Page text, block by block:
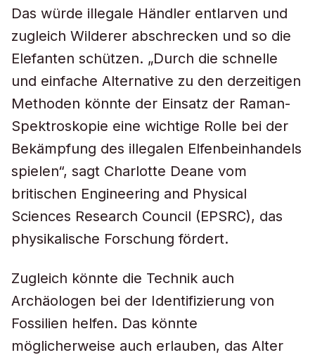
Das würde illegale Händler entlarven und
zugleich Wilderer abschrecken und so die
Elefanten schützen. „Durch die schnelle
und einfache Alternative zu den derzeitigen
Methoden könnte der Einsatz der Raman-
Spektroskopie eine wichtige Rolle bei der
Bekämpfung des illegalen Elfenbeinhandels
spielen“, sagt Charlotte Deane vom
britischen Engineering and Physical
Sciences Research Council (EPSRC), das
physikalische Forschung fördert.
Zugleich könnte die Technik auch
Archäologen bei der Identifizierung von
Fossilien helfen. Das könnte
möglicherweise auch erlauben, das Alter